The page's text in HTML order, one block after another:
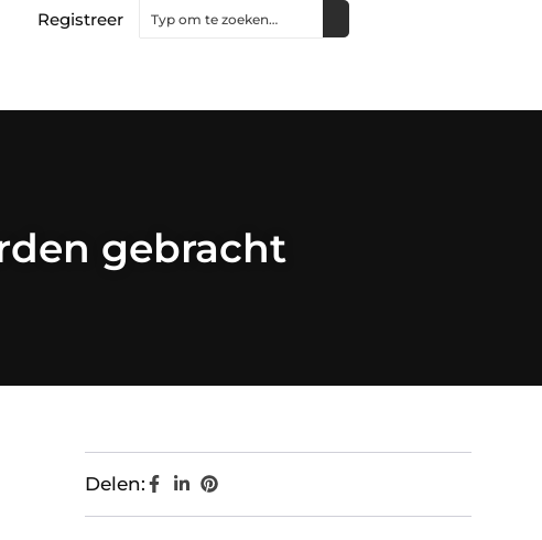
Registreer
gebracht
Delen: